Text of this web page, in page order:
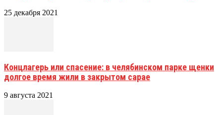
25 декабря 2021
Концлагерь или спасение: в челябинском парке щенки
долгое время жили в закрытом сарае
9 августа 2021